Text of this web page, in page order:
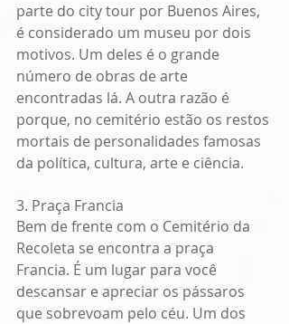
parte do city tour por Buenos Aires,
é considerado um museu por dois
motivos. Um deles é o grande
número de obras de arte
encontradas lá. A outra razão é
porque, no cemitério estão os restos
mortais de personalidades famosas
da política, cultura, arte e ciência.
3. Praça Francia
Bem de frente com o Cemitério da
Recoleta se encontra a praça
Francia. É um lugar para você
descansar e apreciar os pássaros
que sobrevoam pelo céu. Um dos